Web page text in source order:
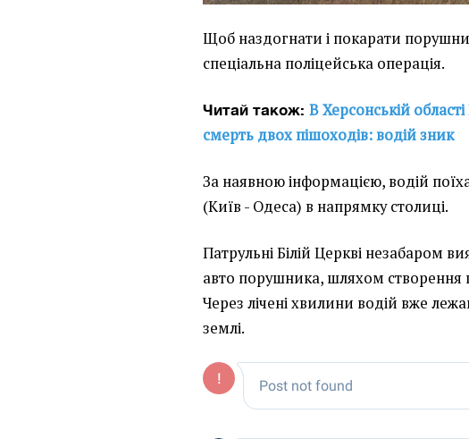
Щоб наздогнати і покарати
спеціальна поліцейська операція.
Читай також:В Херсонській
смерть двох пішоходів: водій зник
За наявною інформацією, водій
(Київ - Одеса) в напрямку столиці.
Патрульні Білій Церкві незабаром
авто порушника, шляхом створення
Через лічені хвилини водій вже
землі.